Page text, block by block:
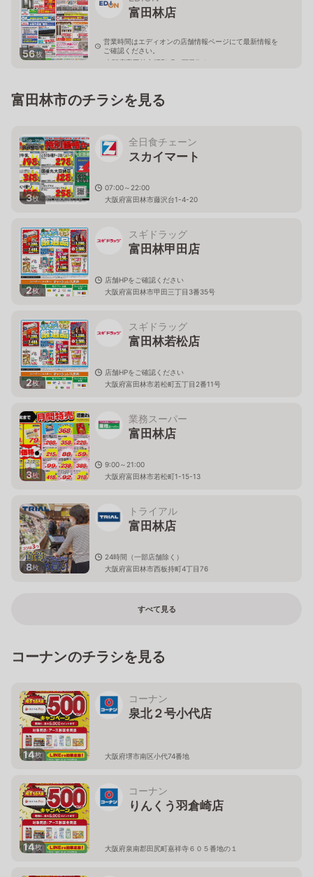
56枚
富田林店
営業時間はエディオンの店舗情報ページにて最新情報を
ご確認ください。
大阪府富田林市昭和町１丁目7-1
富田林市のチラシを見る
3枚
全日食チェーン
スカイマート
07:00～22:00
大阪府富田林市藤沢台1-4-20
2枚
スギドラッグ
富田林甲田店
店舗HPをご確認ください
大阪府富田林市甲田三丁目3番35号
2枚
スギドラッグ
富田林若松店
店舗HPをご確認ください
大阪府富田林市若松町五丁目2番11号
3枚
業務スーパー
富田林店
9:00～21:00
大阪府富田林市若松町1-15-13
8枚
トライアル
富田林店
24時間（一部店舗除く）
大阪府富田林市西板持町4丁目76
すべて見る
コーナンのチラシを見る
14枚
コーナン
泉北２号小代店
大阪府堺市南区小代74番地
14枚
コーナン
りんくう羽倉崎店
大阪府泉南郡田尻町嘉祥寺６０５番地の１